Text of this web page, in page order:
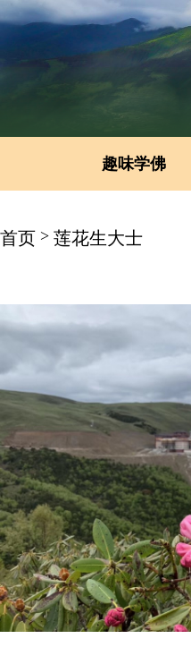
趣味学佛
首页 > 莲花生大士